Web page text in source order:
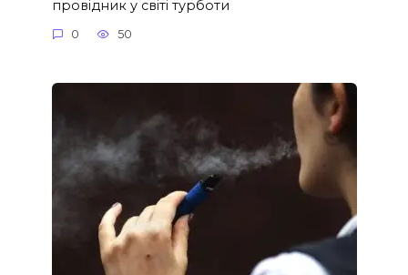
провідник у світі турботи
0 50